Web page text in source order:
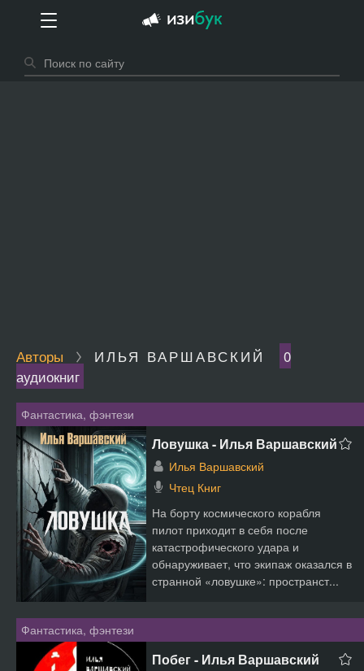
Авторы ИЛЬЯ ВАРШАВСКИЙ
0
аудиокниг
Фантастика, фэнтези
Ловушка - Илья Варшавский
Илья Варшавский
Чтец Книг
На борту космического корабля
пилот приходит в себя после
катастрофического удара и
обнаруживает, что экипаж оказался в
странной «ловушке»: пространст...
Фантастика, фэнтези
Побег - Илья Варшавский